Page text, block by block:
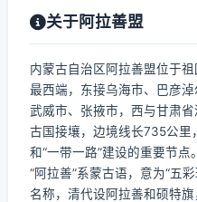
关于阿拉善盟
内蒙古自治区阿拉善盟位于
最西端，东接乌海市、巴彦
武威市、张掖市，西与甘肃
古国接壤，边境线长735公里
和“一带一路”建设的重要节点。
“阿拉善”系蒙古语，意为“五
名称，清代设阿拉善和硕特